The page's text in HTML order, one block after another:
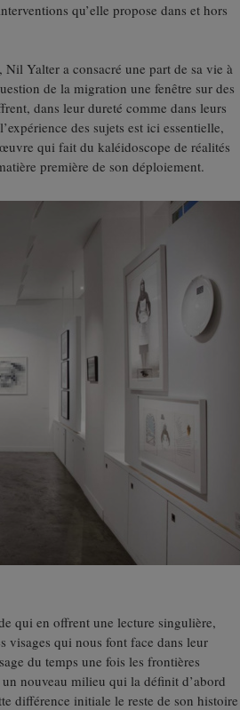
qu’elle propose dans et hors
Yalter a consacré une part de sa vie à
de la migration une fenêtre sur des
dans leur dureté comme dans leurs
des sujets est ici essentielle,
qui fait du kaléidoscope de réalités
première de son déploiement.
qui en offrent une lecture singulière,
visages qui nous font face dans leur
du temps une fois les frontières
nouveau milieu qui la définit d’abord
différence initiale le reste de son histoire